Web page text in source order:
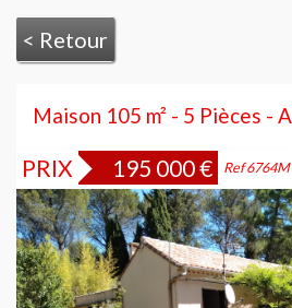
< Retour
Maison 105 m² - 5 Pièces -
PRIX 195 000€ Ref 6764M
Bien vendu